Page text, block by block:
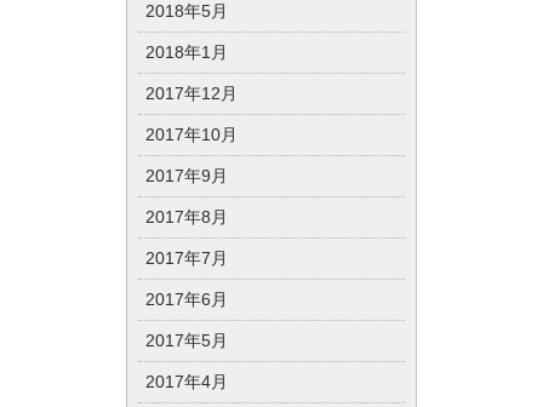
2018年5月
2018年1月
2017年12月
2017年10月
2017年9月
2017年8月
2017年7月
2017年6月
2017年5月
2017年4月